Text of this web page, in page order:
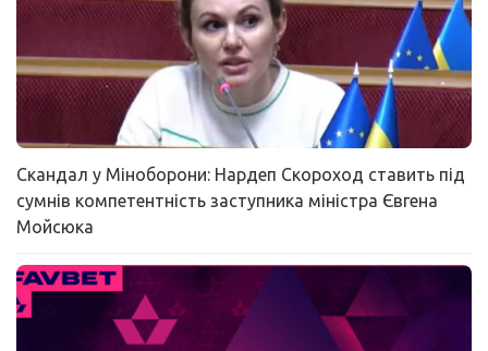
Скандал у Міноборони: Нардеп Скороход ставить під
сумнів компетентність заступника міністра Євгена
Мойсюка